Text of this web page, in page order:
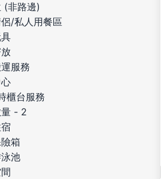
(非路邊)
/私人用餐區
服務
櫃台服務
- 2
箱
池